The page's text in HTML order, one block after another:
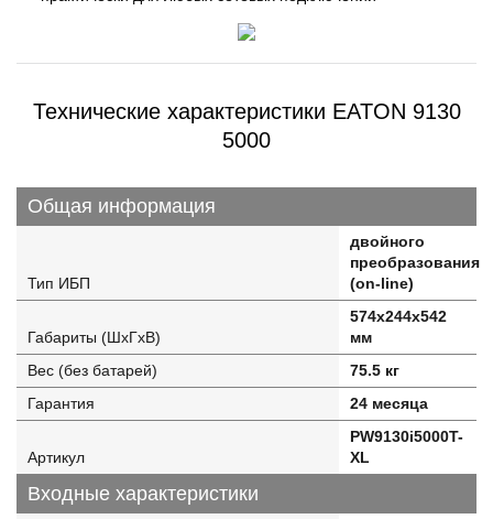
Технические характеристики EATON 9130
5000
Общая информация
Тип ИБП
двойного
преобразования
(on-line)
Габариты (ШхГхВ)
574x244x542
мм
Вес (без батарей)
75.5 кг
Гарантия
24 месяца
Артикул
PW9130i5000T-
XL
Входные характеристики